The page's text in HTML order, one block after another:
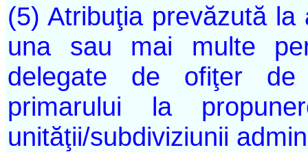
(5) Atribuţia prevăzută
una sau mai multe
delegate de ofiţer
primarului la
unităţii/subdiviziunii